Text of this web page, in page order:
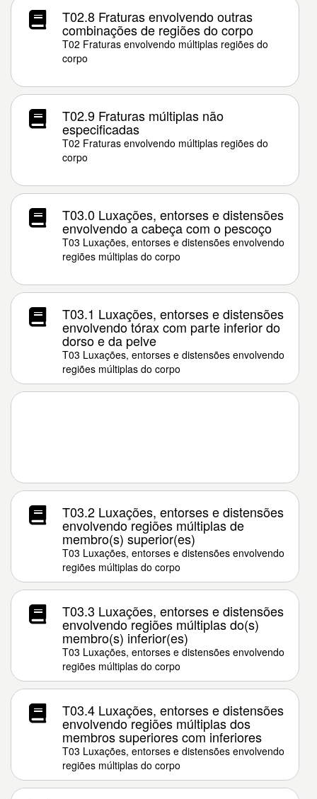
T02.8 Fraturas envolvendo outras
combinações de regiões do corpo
T02 Fraturas envolvendo múltiplas regiões do
corpo
T02.9 Fraturas múltiplas não
especificadas
T02 Fraturas envolvendo múltiplas regiões do
corpo
T03.0 Luxações, entorses e distensões
envolvendo a cabeça com o pescoço
T03 Luxações, entorses e distensões envolvendo
regiões múltiplas do corpo
T03.1 Luxações, entorses e distensões
envolvendo tórax com parte inferior do
dorso e da pelve
T03 Luxações, entorses e distensões envolvendo
regiões múltiplas do corpo
T03.2 Luxações, entorses e distensões
envolvendo regiões múltiplas de
membro(s) superior(es)
T03 Luxações, entorses e distensões envolvendo
regiões múltiplas do corpo
T03.3 Luxações, entorses e distensões
envolvendo regiões múltiplas do(s)
membro(s) inferior(es)
T03 Luxações, entorses e distensões envolvendo
regiões múltiplas do corpo
T03.4 Luxações, entorses e distensões
envolvendo regiões múltiplas dos
membros superiores com inferiores
T03 Luxações, entorses e distensões envolvendo
regiões múltiplas do corpo